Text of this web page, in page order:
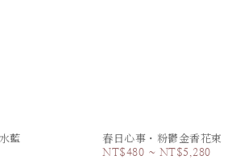
藍
春日心事・粉鬱金香花束
NT$480 ~ NT$5,280